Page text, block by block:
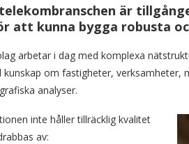
är
att kunna bygga robusta
arbetar i dag med komplexa
kunskap om fastigheter, verksamheter,
analyser.
inte håller tillräcklig kvalitet
av: